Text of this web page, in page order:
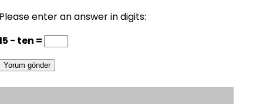
enter an answer in digits:
− ten =